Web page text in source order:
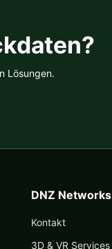
Lösungen.
DNZ Networks
Kontakt
3D & VR Services